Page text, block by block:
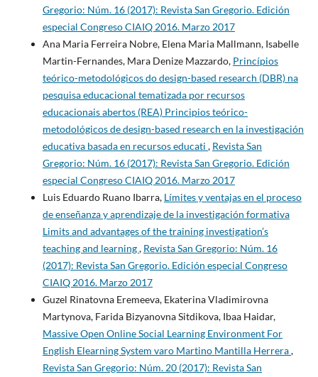
Gregorio: Núm. 16 (2017): Revista San Gregorio. Edición
especial Congreso CIAIQ 2016. Marzo 2017
Ana Maria Ferreira Nobre, Elena Maria Mallmann, Isabelle
Martin-Fernandes, Mara Denize Mazzardo, Princípios
teórico-metodológicos do design-based research (DBR) na
pesquisa educacional tematizada por recursos
educacionais abertos (REA) Principios teórico-
metodológicos de design-based research en la investigación
educativa basada en recursos educati , Revista San
Gregorio: Núm. 16 (2017): Revista San Gregorio. Edición
especial Congreso CIAIQ 2016. Marzo 2017
Luis Eduardo Ruano Ibarra, Límites y ventajas en el proceso
de enseñanza y aprendizaje de la investigación formativa
Limits and advantages of the training investigation’s
teaching and learning, Revista San Gregorio: Núm. 16
(2017): Revista San Gregorio. Edición especial Congreso
CIAIQ 2016. Marzo 2017
Guzel Rinatovna Eremeeva, Ekaterina Vladimirovna
Martynova, Farida Bizyanovna Sitdikova, Ibaa Haidar,
Massive Open Online Social Learning Environment For
English Elearning System varo Martino Mantilla Herrera,
Revista San Gregorio: Núm. 20 (2017): Revista San